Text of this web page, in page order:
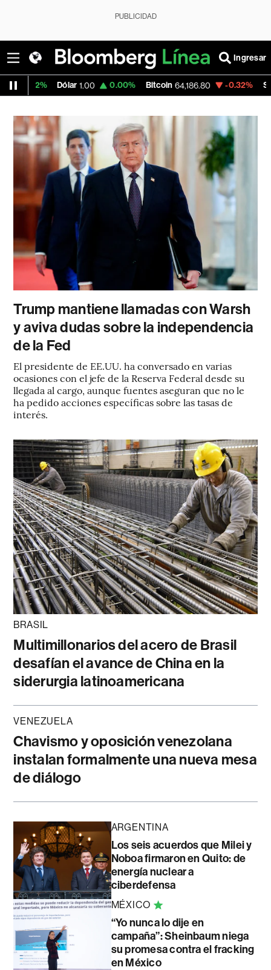
PUBLICIDAD
Ingresar
1.00 0.00% Bitcoin 64,186.80 -0.32% Space X 114.855
Trump mantiene llamadas con Warsh
y aviva dudas sobre la independencia
de la Fed
El presidente de EE.UU. ha conversado en varias
ocasiones con el jefe de la Reserva Federal desde su
llegada al cargo, aunque fuentes aseguran que no le
ha pedido acciones específicas sobre las tasas de
interés.
BRASIL
Multimillonarios del acero de Brasil
desafían el avance de China en la
siderurgia latinoamericana
VENEZUELA
Chavismo y oposición venezolana
instalan formalmente una nueva mesa
de diálogo
ARGENTINA
Los seis acuerdos que Milei y
Noboa firmaron en Quito: de
energía nuclear a
ciberdefensa
MÉXICO
“Yo nunca lo dije en
campaña”: Sheinbaum niega
su promesa contra el fracking
en México